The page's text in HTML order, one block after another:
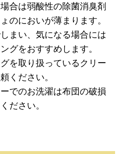
合は弱酸性の除菌消臭剤
のにおいが薄まります。
まい、気になる場合には
グをおすすめします。
を取り扱っているクリー
ください。
でのお洗濯は布団の破損
ださい。